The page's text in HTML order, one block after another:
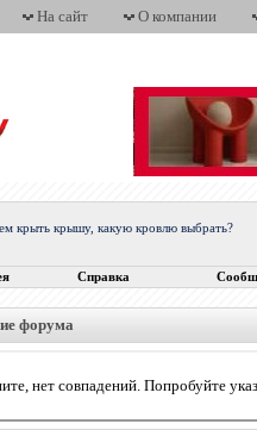
На сайт О компании
крыть крышу, какую кровлю выбрать?
Справка
форума
нет совпадений. Попробуйте